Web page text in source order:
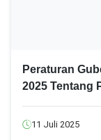
Peraturan
2025 Tentang
11 Juli 2025